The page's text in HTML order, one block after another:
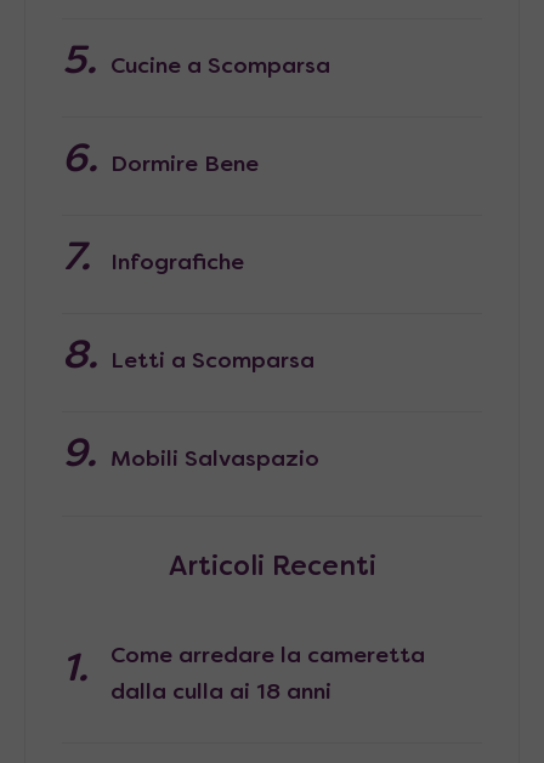
Cucine a Scomparsa
Dormire Bene
Infografiche
Letti a Scomparsa
Mobili Salvaspazio
Articoli Recenti
Come arredare la cameretta
dalla culla ai 18 anni